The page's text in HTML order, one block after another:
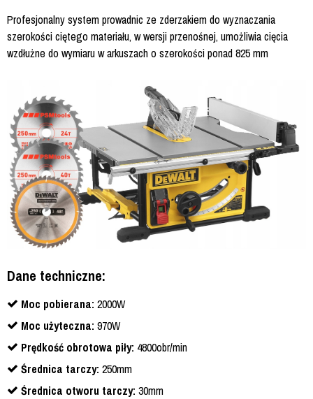
Profesjonalny system prowadnic ze zderzakiem do wyznaczania
szerokości ciętego materiału, w wersji przenośnej, umożliwia cięcia
wzdłużne do wymiaru w arkuszach o szerokości ponad 825 mm
Dane techniczne:
Moc pobierana: 2000W
Moc użyteczna: 970W
Prędkość obrotowa piły: 4800obr/min
Średnica tarczy: 250mm
Średnica otworu tarczy: 30mm